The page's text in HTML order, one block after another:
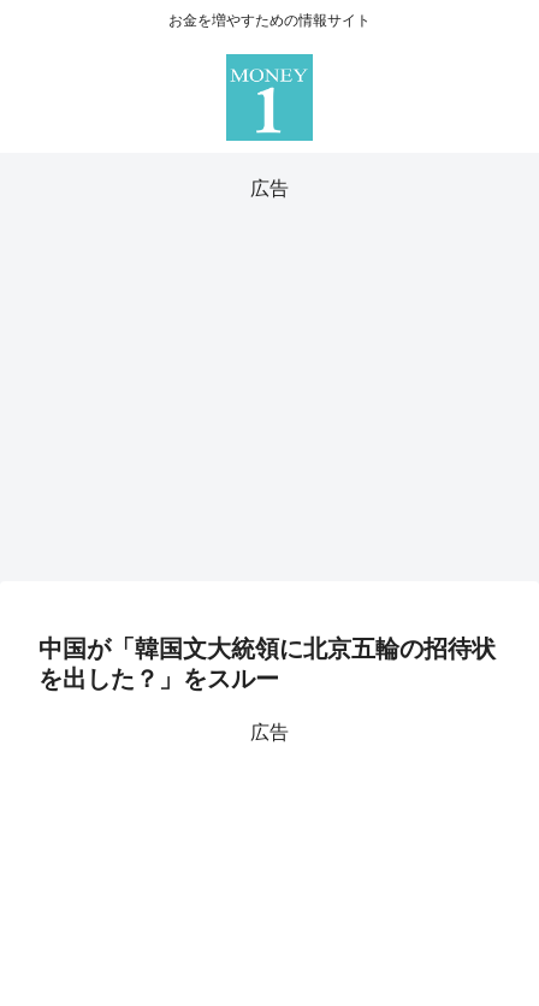
お金を増やすための情報サイト
広告
中国が「韓国文大統領に北京五輪の招待状
を出した？」をスルー
広告